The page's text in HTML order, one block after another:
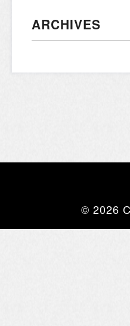
ARCHIVES
© 2026